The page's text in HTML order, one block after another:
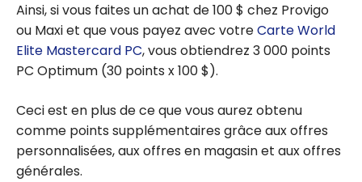
Ainsi, si vous faites un achat de 100 $ chez Provigo
ou Maxi et que vous payez avec votreCarte World
Elite Mastercard PC, vous obtiendrez 3 000 points
PC Optimum (30 points x 100 $).
Ceci est en plus de ce que vous aurez obtenu
comme points supplémentaires grâce aux offres
personnalisées, aux offres en magasin et aux offres
générales.